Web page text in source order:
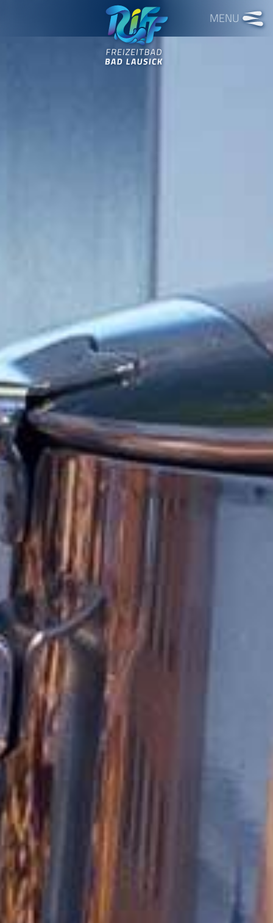
Freizeitbad RIFF